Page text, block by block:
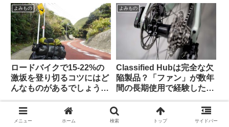
から）Felgenkiller
よみもの
ロードバイクで15-22%の
激坂を登り切るコツにはど
んなものがあるでしょう
よみもの
Classified Hubは完全な欠
陥製品？「ファン」が数年
間の長期使用で経験した
ら）
よみもの
メニュー ホーム 検索 トップ サイドバー